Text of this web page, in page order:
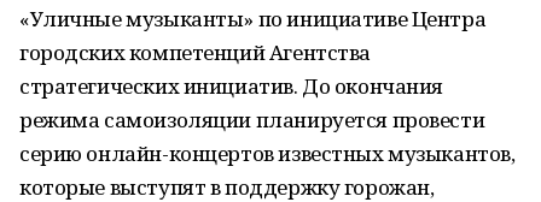
«Уличные музыканты» по инициативе Центра
городских компетенций Агентства
стратегических инициатив. До окончания
режима самоизоляции планируется провести
серию онлайн-концертов известных музыкантов,
которые выступят в поддержку горожан,